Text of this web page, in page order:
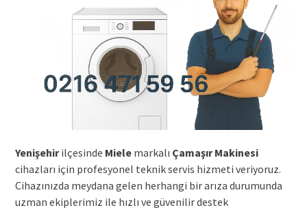
Yenişehirilçesinde Mielemarkalı Çamaşır Makinesi
cihazları için profesyonel teknik servis hizmeti veriyoruz.
Cihazınızda meydana gelen herhangi bir arıza durumunda
uzman ekiplerimiz ile hızlı ve güvenilir destek